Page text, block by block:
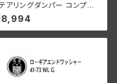
アリングダンパー コンプリ
グリーンレバー ハーレーダ
ドソン WLA WLC